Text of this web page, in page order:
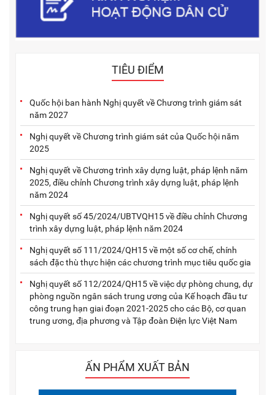
TIÊU ĐIỂM
Quốc hội ban hành Nghị quyết về Chương trình giám sát
năm 2027
Nghị quyết về Chương trình giám sát của Quốc hội năm
2025
Nghị quyết về Chương trình xây dựng luật, pháp lệnh năm
2025, điều chỉnh Chương trình xây dựng luật, pháp lệnh
năm 2024
Nghị quyết số 45/2024/UBTVQH15 về điều chỉnh Chương
trình xây dựng luật, pháp lệnh năm 2024
Nghị quyết số 111/2024/QH15 về một số cơ chế, chính
sách đặc thù thực hiện các chương trình mục tiêu quốc gia
Nghị quyết số 112/2024/QH15 về việc dự phòng chung, dự
phòng nguồn ngân sách trung ương của Kế hoạch đầu tư
công trung hạn giai đoạn 2021-2025 cho các Bộ, cơ quan
trung ương, địa phương và Tập đoàn Điện lực Việt Nam
ẤN PHẨM XUẤT BẢN